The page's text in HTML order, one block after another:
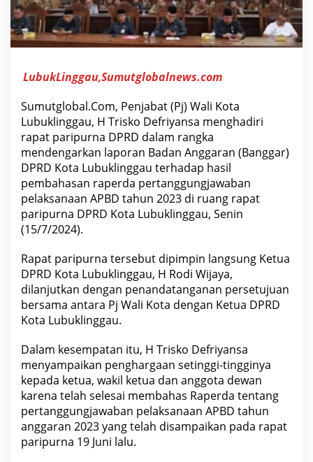
P
B
2
0
.
LubukLinggau,Sumutglobalnews.com
Sumutglobal.Com, Penjabat (Pj) Wali Kota
Lubuklinggau, H Trisko Defriyansa menghadiri
rapat paripurna DPRD dalam rangka
mendengarkan laporan Badan Anggaran (Banggar)
DPRD Kota Lubuklinggau terhadap hasil
pembahasan raperda pertanggungjawaban
pelaksanaan APBD tahun 2023 di ruang rapat
paripurna DPRD Kota Lubuklinggau, Senin
(15/7/2024).
Rapat paripurna tersebut dipimpin langsung Ketua
DPRD Kota Lubuklinggau, H Rodi Wijaya,
dilanjutkan dengan penandatanganan persetujuan
bersama antara Pj Wali Kota dengan Ketua DPRD
Kota Lubuklinggau.
Dalam kesempatan itu, H Trisko Defriyansa
menyampaikan penghargaan setinggi-tingginya
kepada ketua, wakil ketua dan anggota dewan
karena telah selesai membahas Raperda tentang
pertanggungjawaban pelaksanaan APBD tahun
anggaran 2023 yang telah disampaikan pada rapat
paripurna 19 Juni lalu.